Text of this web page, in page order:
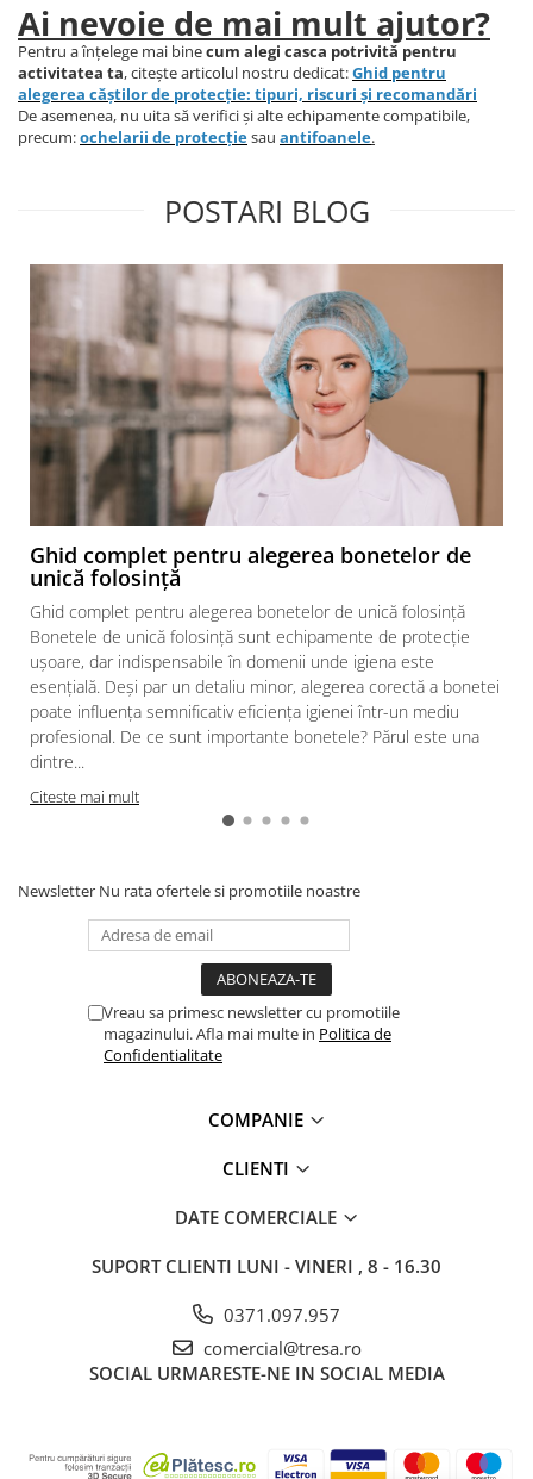
absorbitoare de energie
Dispozitive de ancorare și
conectare
Sisteme de oprire a căderii
Căsti și accesorii
Seturi și kituri complete
Dispozitive de salvare
Servicii verificare echipamente
ARTICOLE TEHNICE SI PRIM AJUTOR
DETECTIE SI SEMNALIZARE
UNICĂ FOLOSINȚĂ
Mănuși Unică Folosință
Mânecuțe | Cotiere Unică
Folosință
Acoperitori Încălțăminte Unică
Folosință
Acoperitori Cap Unică Folosință
Măști Unică Folosință
Halate | Jachete Unică Folosință
Combinezoane | Pantaloni Unică
Folosință
Șorțuri Unică Folosință
Accesorii Unică Folosință
Scule și unelte
Cutii unelte și organizatoare
Clești și foarfece
Instrumente de masură și marcaj
Unelte de taiat si accesorii
Unelte de vopsit si accesorii
Sape, lopeti, cazmale
Accesorii scule electrice
Discuri debitare și polizare
Echipamente & Consumabile
Ai nevoie de mai mult ajutor?
Pentru a înțelege mai binecum alegi casca potrivită pentru
activitatea ta, citește articolul nostru dedicat:Ghid pentru
alegerea căștilor de protecție: tipuri, riscuri și recomandări
De asemenea, nu uita să verifici și alte echipamente compatibile,
precum:ochelarii de protecțiesau antifoanele.
POSTARI BLOG
Ghid complet pentru alegerea bonetelor de
unică folosință
Ghid complet pentru alegerea bonetelor de unică folosință
Bonetele de unică folosință sunt echipamente de protecție
ușoare, dar indispensabile în domenii unde igiena este
esențială. Deși par un detaliu minor, alegerea corectă a bonetei
poate influența semnificativ eficiența igienei într-un mediu
profesional. De ce sunt importante bonetele? Părul este una
dintre...
Citeste mai mult
Newsletter Nu rata ofertele si promotiile noastre
Vreau sa primesc newsletter cu promotiile
magazinului. Afla mai multe in Politica de
Confidentialitate
COMPANIE
CLIENTI
DATE COMERCIALE
SUPORT CLIENTI LUNI - VINERI , 8 - 16.30
0371.097.957
comercial@tresa.ro
SOCIAL URMARESTE-NE IN SOCIAL MEDIA